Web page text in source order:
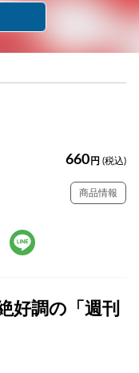
660 円 (税込)
商品情報
好調の「週刊